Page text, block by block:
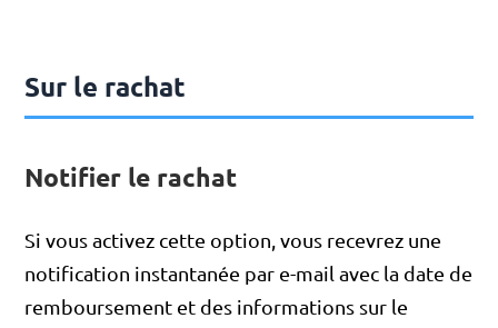
Sur le rachat
Notifier le rachat
Si vous activez cette option, vous recevrez une
notification instantanée par e-mail avec la date de
remboursement et des informations sur le